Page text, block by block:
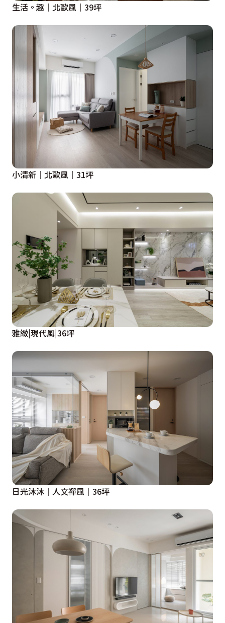
生活。趣│北歐風│39坪
小清新│北歐風│31坪
雅緻|現代風|36坪
日光沐沐│人文禪風│36坪